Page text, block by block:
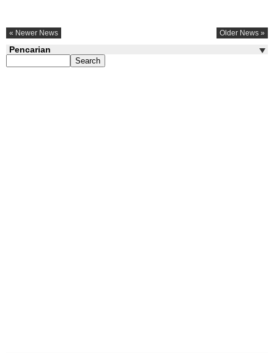
« Newer News Older News »
Pencarian